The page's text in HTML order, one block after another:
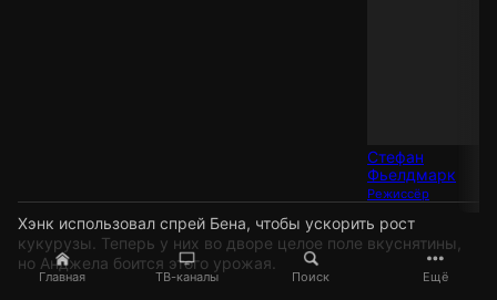
Главная ТВ-каналы Поиск Ещё
Стефан
Фьелдмарк
Режиссёр
Хэнк использовал спрей Бена, чтобы ускорить рост
кукурузы. Теперь у них во дворе целое поле вкуснятины,
но Анджела боится этого урожая.